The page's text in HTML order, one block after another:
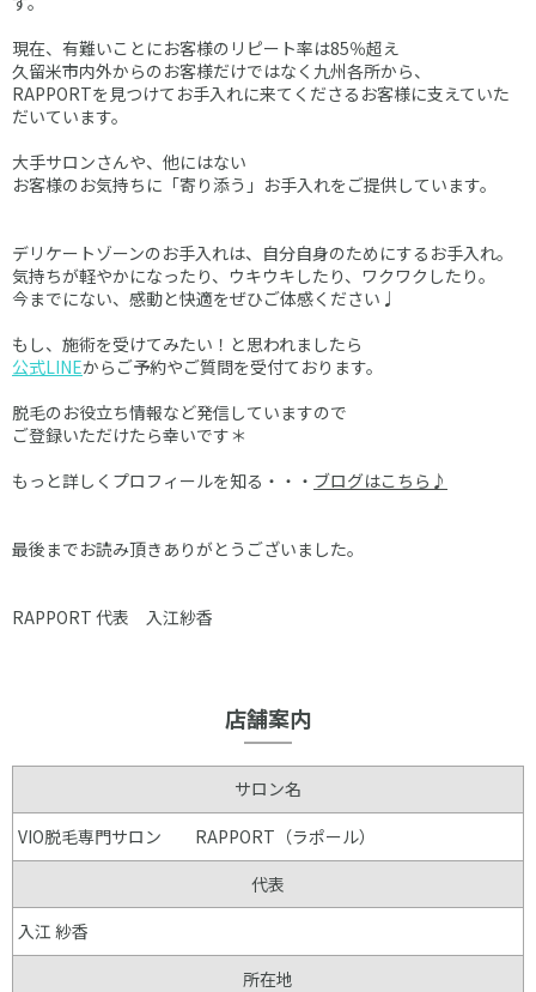
現在、有難いことにお客様のリピート率は85％超え
久留米市内外からのお客様だけではなく九州各所から、
RAPPORTを見つけてお手入れに来てくださるお客様に支えていた
だいています。
大手サロンさんや、他にはない
お客様のお気持ちに「寄り添う」お手入れをご提供しています。
デリケートゾーンのお手入れは、自分自身のためにするお手入れ。
気持ちが軽やかになったり、ウキウキしたり、ワクワクしたり。
今までにない、感動と快適をぜひご体感ください♩
もし、施術を受けてみたい！と思われましたら
公式LINEからご予約やご質問を受付ております。
脱毛のお役立ち情報など発信していますので
ご登録いただけたら幸いです＊
もっと詳しくプロフィールを知る・・・ ブログはこちら♪
最後までお読み頂きありがとうございました。
RAPPORT 代表 入江紗香
店舗案内
サロン名
VIO脱毛専門サロン RAPPORT（ラポール）
代表
入江 紗香
所在地